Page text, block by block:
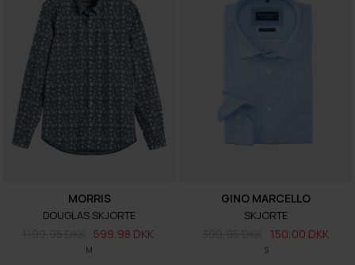
M
MORRIS
DOUGLAS SKJORTE
599,98 DKK
S
GINO MARCELLO
SKJORTE
150,00 DKK